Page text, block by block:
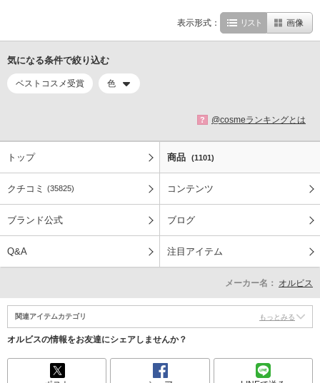
表示形式： リスト 画像
気になる条件で絞り込む
ベストコスメ受賞 色
? @cosmeランキングとは
トップ 商品 (1101)
クチコミ (35825) コンテンツ
ブランド公式 ブログ
Q&A 注目アイテム
メーカー名： オルビス
関連アイテムカテゴリ もっとみる
オルビスの情報をお友達にシェアしませんか？